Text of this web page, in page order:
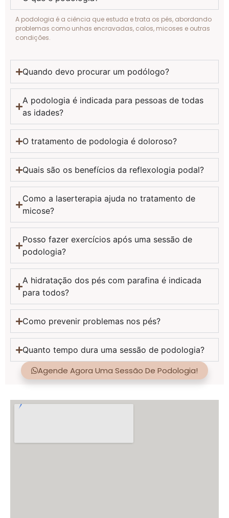
São Paulo na Santa Ajuda Campo Belo
O que é podologia?
A podologia é a ciência que estuda e trata os pés, abordando
problemas como unhas encravadas, calos, micoses e outras
condições.
Quando devo procurar um podólogo?
A podologia é indicada para pessoas de todas
O tratamento de podologia é doloroso?
Quais são os benefícios da reflexologia podal?
Como a laserterapia ajuda no tratamento de
micose?
Posso fazer exercícios após uma sessão de
podologia?
A hidratação dos pés com parafina é indicada
para todos?
Como prevenir problemas nos pés?